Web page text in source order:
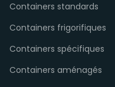
Containers standards
Containers frigorifiques
Containers spécifiques
Containers aménagés